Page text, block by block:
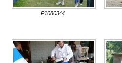
P1080344